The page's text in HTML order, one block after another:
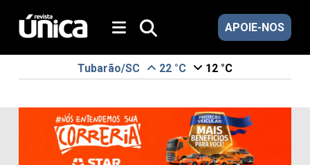
APOIE-NOS
Tubarão/SC 22 °C 12 °C